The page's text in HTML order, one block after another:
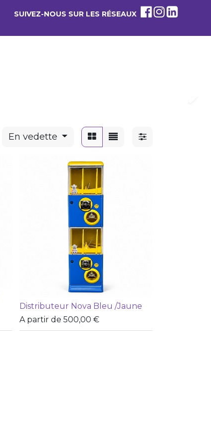
SUIVEZ-NOUS SUR LES RÉSEAUX
En vedette
Distributeur Nova Bleu /Jaune
A partir de 500,00 €